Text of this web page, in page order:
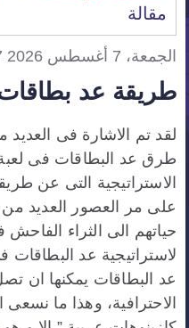
مقالة
الجمعة، 7 أغسطس 2026 01:07 م
طريقة عد بطاقات
لقد تم الاشارة فى العديد
طرق عد البطاقات فى
الاستراتيجية التى عن
على مر العصور العديد
حياتهم الى الثراء
لاستراتيجية عد
عد البطاقات يمكنها ان
الاحترافية، وهذا ما